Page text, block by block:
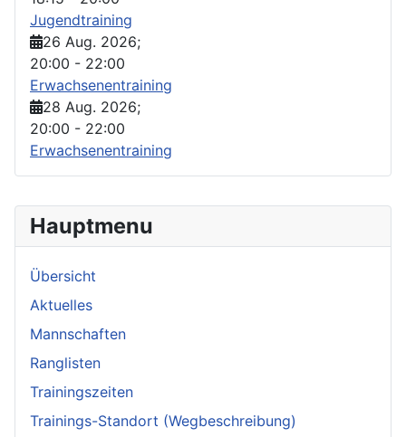
Hauptmenu
Übersicht
Aktuelles
Mannschaften
Ranglisten
Trainingszeiten
Trainings-Standort (Wegbeschreibung)
Jugendtraining
26 Aug. 2026;
20:00 - 22:00
Erwachsenentraining
28 Aug. 2026;
20:00 - 22:00
Erwachsenentraining